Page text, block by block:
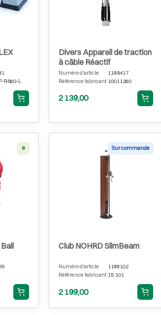
R560-L
Divers Appareil de traction
à câble Réactif
Numéro d'article
1198417
Référence fabricant 10011260
2 139,00
8 Sur commande
Club NOHRD SlimBeam
Numéro d'article
1199102
Référence fabricant 15.101
2 199,00